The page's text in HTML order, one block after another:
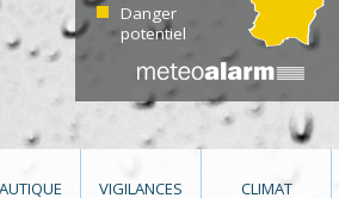
Danger
potentiel
VIGILANCES CLIMAT